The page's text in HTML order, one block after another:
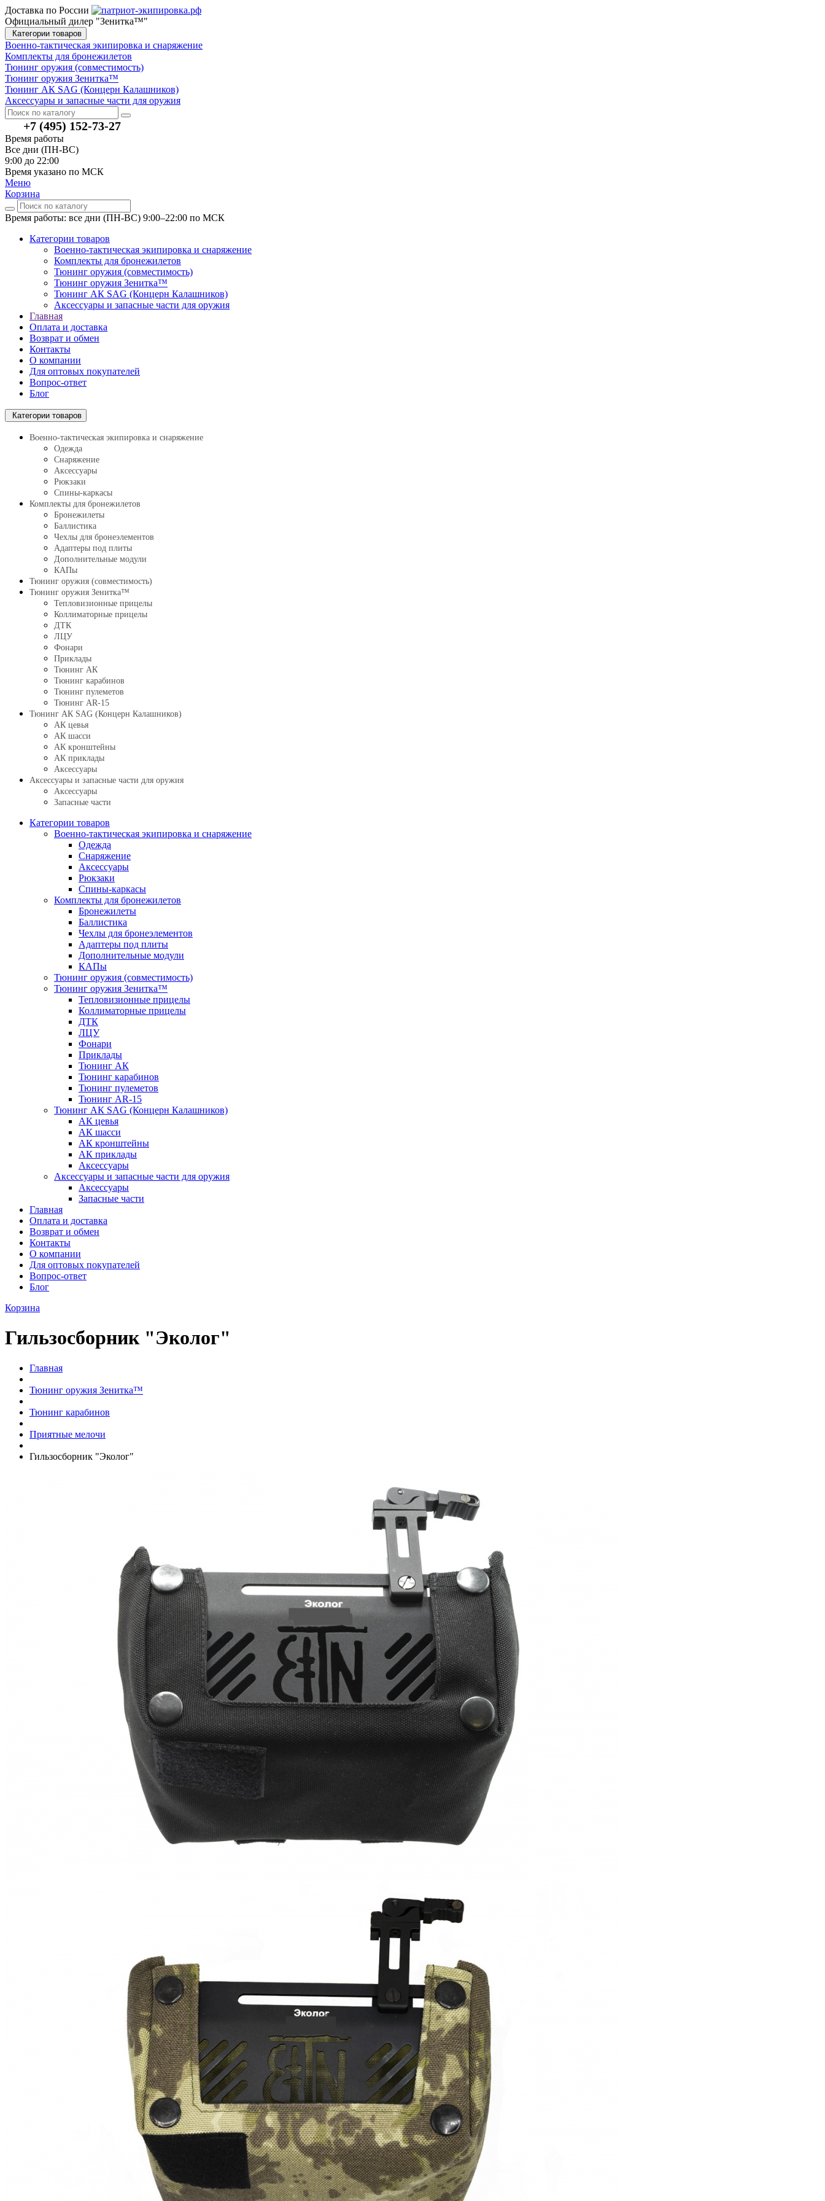
Доставка по России
Официальный дилер "Зенитка™"
Категории товаров
Военно-тактическая экипировка и снаряжение
Комплекты для бронежилетов
Тюнинг оружия (совместимость)
Тюнинг оружия Зенитка™
Тюнинг АК SAG (Концерн Калашников)
Аксессуары и запасные части для оружия
+7 (495) 152-73-27
Время работы
Все дни (ПН-ВС)
9:00 до 22:00
Время указано по МСК
Меню
Корзина
Время работы: все дни (ПН-ВС) 9:00–22:00 по МСК
Категории товаров
Военно-тактическая экипировка и снаряжение
Комплекты для бронежилетов
Тюнинг оружия (совместимость)
Тюнинг оружия Зенитка™
Тюнинг АК SAG (Концерн Калашников)
Аксессуары и запасные части для оружия
Главная
Оплата и доставка
Возврат и обмен
Контакты
О компании
Для оптовых покупателей
Вопрос-ответ
Блог
Категории товаров
Военно-тактическая экипировка и снаряжение
Одежда
Снаряжение
Аксессуары
Рюкзаки
Спины-каркасы
Комплекты для бронежилетов
Бронежилеты
Баллистика
Чехлы для бронеэлементов
Адаптеры под плиты
Дополнительные модули
КАПы
Тюнинг оружия (совместимость)
Тюнинг оружия Зенитка™
Тепловизионные прицелы
Коллиматорные прицелы
ДТК
ЛЦУ
Фонари
Приклады
Тюнинг АК
Тюнинг карабинов
Тюнинг пулеметов
Тюнинг AR-15
Тюнинг АК SAG (Концерн Калашников)
АК цевья
АК шасси
АК кронштейны
АК приклады
Аксессуары
Аксессуары и запасные части для оружия
Аксессуары
Запасные части
Категории товаров
Военно-тактическая экипировка и снаряжение
Одежда
Снаряжение
Аксессуары
Рюкзаки
Спины-каркасы
Комплекты для бронежилетов
Бронежилеты
Баллистика
Чехлы для бронеэлементов
Адаптеры под плиты
Дополнительные модули
КАПы
Тюнинг оружия (совместимость)
Тюнинг оружия Зенитка™
Тепловизионные прицелы
Коллиматорные прицелы
ДТК
ЛЦУ
Фонари
Приклады
Тюнинг АК
Тюнинг карабинов
Тюнинг пулеметов
Тюнинг AR-15
Тюнинг АК SAG (Концерн Калашников)
АК цевья
АК шасси
АК кронштейны
АК приклады
Аксессуары
Аксессуары и запасные части для оружия
Аксессуары
Запасные части
Главная
Оплата и доставка
Возврат и обмен
Контакты
О компании
Для оптовых покупателей
Вопрос-ответ
Блог
Корзина
Гильзосборник "Эколог"
Главная
Тюнинг оружия Зенитка™
Тюнинг карабинов
Приятные мелочи
Гильзосборник "Эколог"